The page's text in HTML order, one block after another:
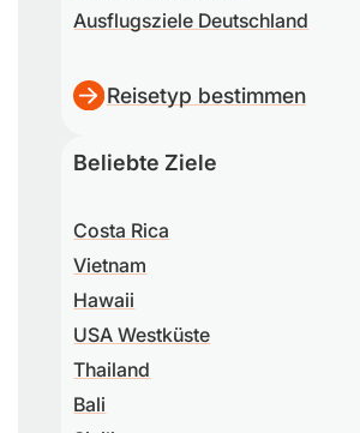
Ausflugsziele Deutschland
Reisetyp bestimmen
Beliebte Ziele
Costa Rica
Vietnam
Hawaii
USA Westküste
Thailand
Bali